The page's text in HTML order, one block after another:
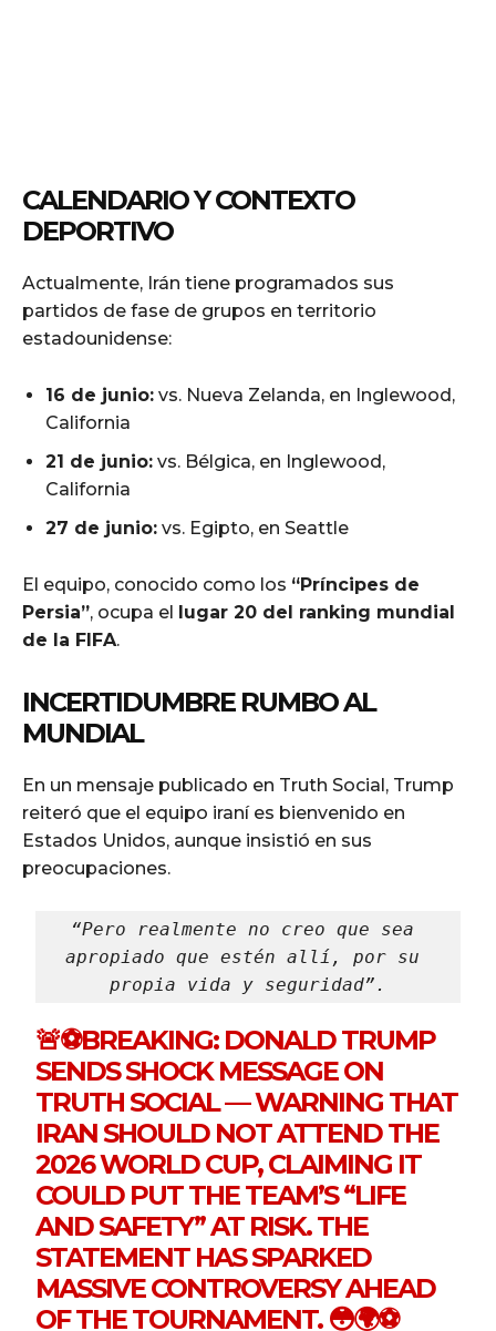
CALENDARIO Y CONTEXTO
DEPORTIVO
Actualmente, Irán tiene programados sus
partidos de fase de grupos en territorio
estadounidense:
16 de junio: vs. Nueva Zelanda, en Inglewood,
California
21 de junio: vs. Bélgica, en Inglewood,
California
27 de junio: vs. Egipto, en Seattle
El equipo, conocido como los “Príncipes de
Persia”, ocupa el lugar 20 del ranking mundial
de la FIFA.
INCERTIDUMBRE RUMBO AL
MUNDIAL
En un mensaje publicado en Truth Social, Trump
reiteró que el equipo iraní es bienvenido en
Estados Unidos, aunque insistió en sus
preocupaciones.
“Pero realmente no creo que sea
apropiado que estén allí, por su
propia vida y seguridad”.
🚨⚽️BREAKING: DONALD TRUMP
SENDS SHOCK MESSAGE ON
TRUTH SOCIAL — WARNING THAT
IRAN SHOULD NOT ATTEND THE
2026 WORLD CUP, CLAIMING IT
COULD PUT THE TEAM’S “LIFE
AND SAFETY” AT RISK. THE
STATEMENT HAS SPARKED
MASSIVE CONTROVERSY AHEAD
OF THE TOURNAMENT. 😳🌍⚽